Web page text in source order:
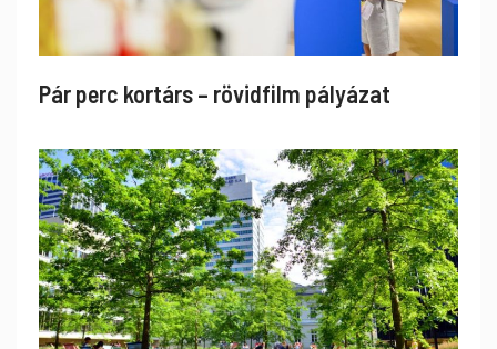
Pár perc kortárs – rövidfilm pályázat